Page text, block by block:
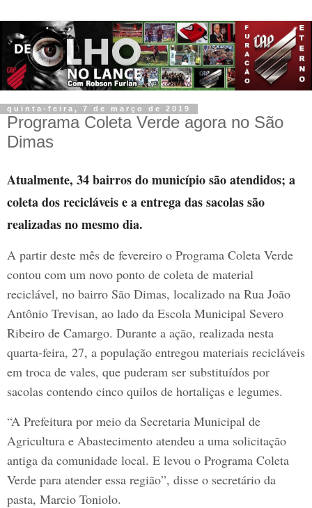
quinta-feira, 7 de março de 2019
Programa Coleta Verde agora no São
Dimas
Atualmente, 34 bairros do município são atendidos; a
coleta dos recicláveis e a entrega das sacolas são
realizadas no mesmo dia.
A partir deste mês de fevereiro o Programa Coleta Verde
contou com um novo ponto de coleta de material
reciclável, no bairro São Dimas, localizado na Rua João
Antônio Trevisan, ao lado da Escola Municipal Severo
Ribeiro de Camargo. Durante a ação, realizada nesta
quarta-feira, 27, a população entregou materiais recicláveis
em troca de vales, que puderam ser substituídos por
sacolas contendo cinco quilos de hortaliças e legumes.
“A Prefeitura por meio da Secretaria Municipal de
Agricultura e Abastecimento atendeu a uma solicitação
antiga da comunidade local. E levou o Programa Coleta
Verde para atender essa região”, disse o secretário da
pasta, Marcio Toniolo.